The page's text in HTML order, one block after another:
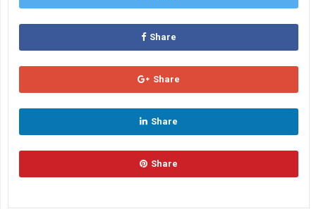
Share
Share
Share
Share